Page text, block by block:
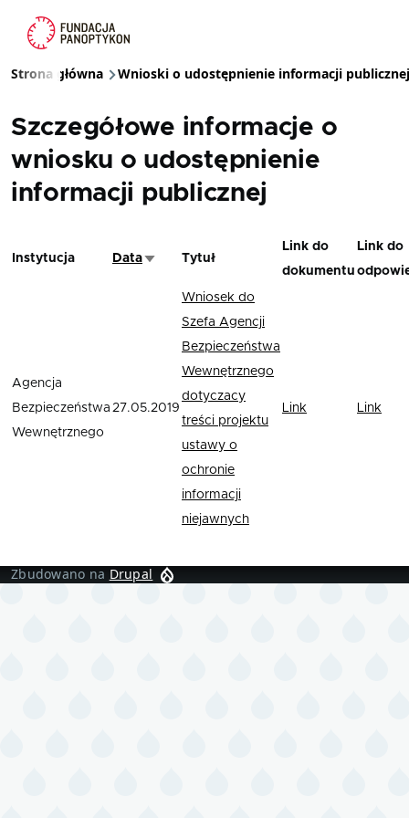
Ścieżka nawigacyjna
Strona główna Wnioski o udostępnienie informacji publicznej
Szczegółowe informacje o
wniosku o udostępnienie
informacji publicznej
Instytucja DataSortuj rosnąco
Tytuł
Link do
dokumentu
Link do
Agencja
Bezpieczeństwa
Wewnętrznego
27.05.2019
Wniosek do
Szefa Agencji
Bezpieczeństwa
Wewnętrznego
dotyczacy
treści projektu
ustawy o
ochronie
informacji
niejawnych
Link Link
Zbudowano na Drupal